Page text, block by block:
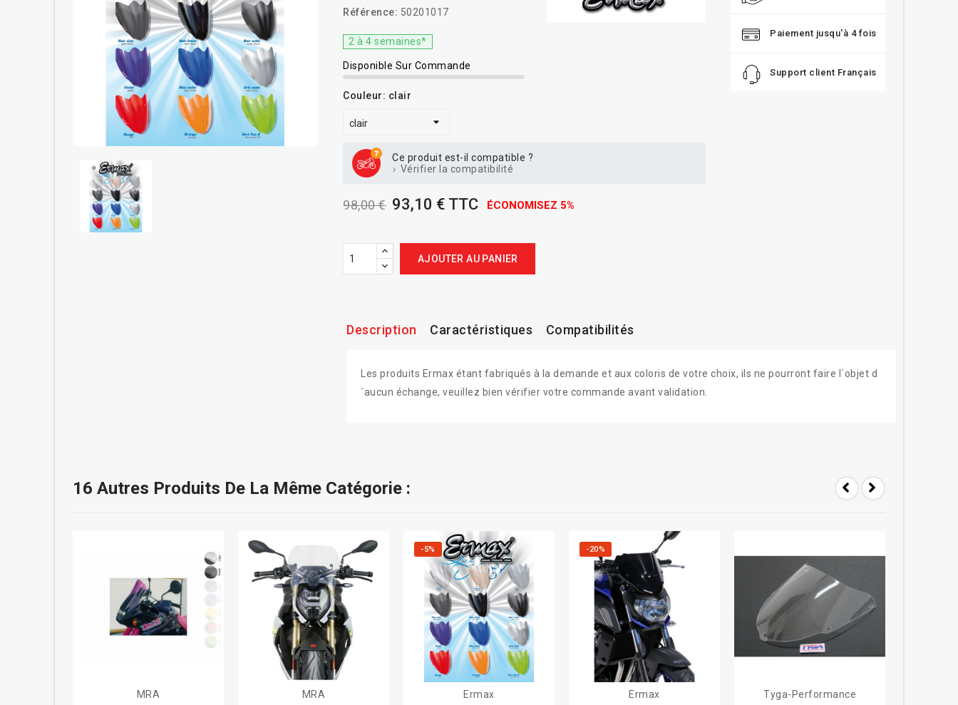
Référence: 50201017
2 à 4 semaines*
Disponible Sur Commande
Couleur: clair
Ce produit est-il compatible ?
Vérifier la compatibilité
98,00 € 93,10 € TTC ÉCONOMISEZ 5%
AJOUTER AU PANIER
Paiement jusqu'à 4 fois
Support client Français
Description Caractéristiques Compatibilités
Les produits Ermax étant fabriqués à la demande et aux coloris de votre choix, ils ne pourront faire l´objet d
´aucun échange, veuillez bien vérifier votre commande avant validation.
16 Autres Produits De La Même Catégorie :
MRA
MRA
-5%
Ermax
-20%
Ermax
Tyga-Performance